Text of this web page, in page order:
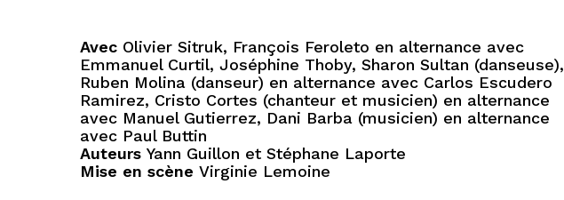
Avec Olivier Sitruk, François Feroleto en alternance avec
Emmanuel Curtil, Joséphine Thoby, Sharon Sultan (danseuse),
Ruben Molina (danseur) en alternance avec Carlos Escudero
Ramirez, Cristo Cortes (chanteur et musicien) en alternance
avec Manuel Gutierrez, Dani Barba (musicien) en alternance
avec Paul Buttin
AuteursYann Guillon et Stéphane Laporte
Mise en scèneVirginie Lemoine